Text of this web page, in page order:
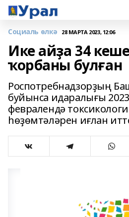
Социаль өлкә 28 МАРТА 2023, 12:06
Ике айҙа 34
ҡорбаны булған
Роспотребнадзорҙың
буйынса идаралығы
февралендә
һөҙөмтәләрен иғлан